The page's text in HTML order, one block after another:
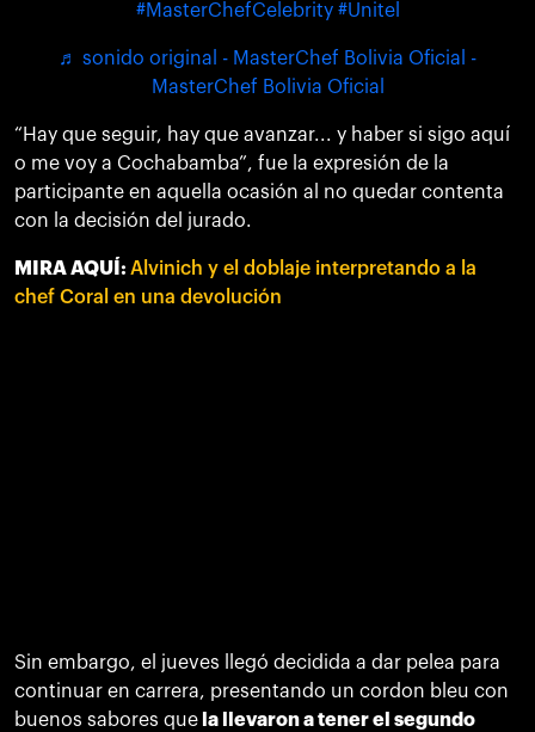
#MasterChefCelebrity #Unitel
♬ sonido original - MasterChef Bolivia Oficial -
MasterChef Bolivia Oficial
“Hay que seguir, hay que avanzar... y haber si sigo aquí
o me voy a Cochabamba”, fue la expresión de la
participante en aquella ocasión al no quedar contenta
con la decisión del jurado.
MIRA AQUÍ: Alvinich y el doblaje interpretando a la
chef Coral en una devolución
Sin embargo, el jueves llegó decidida a dar pelea para
continuar en carrera, presentando un cordon bleu con
buenos sabores que la llevaron a tener el segundo